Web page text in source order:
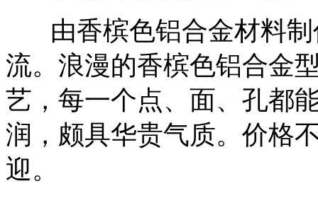
由香槟色铝合金材料制
流。浪漫的香槟色铝合金
艺，每一个点、面、孔都
润，颇具华贵气质。价格
迎。